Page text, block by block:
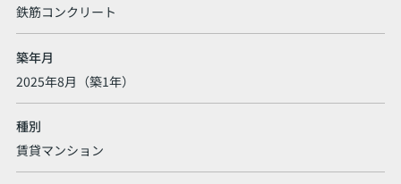
鉄筋コンクリート
築年月
2025年8月（築1年）
種別
賃貸マンション